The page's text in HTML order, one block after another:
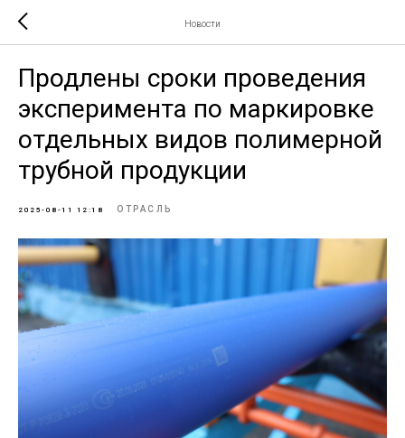
Новости
Продлены сроки проведения
эксперимента по маркировке
отдельных видов полимерной
трубной продукции
2025-08-11 12:18 ОТРАСЛЬ